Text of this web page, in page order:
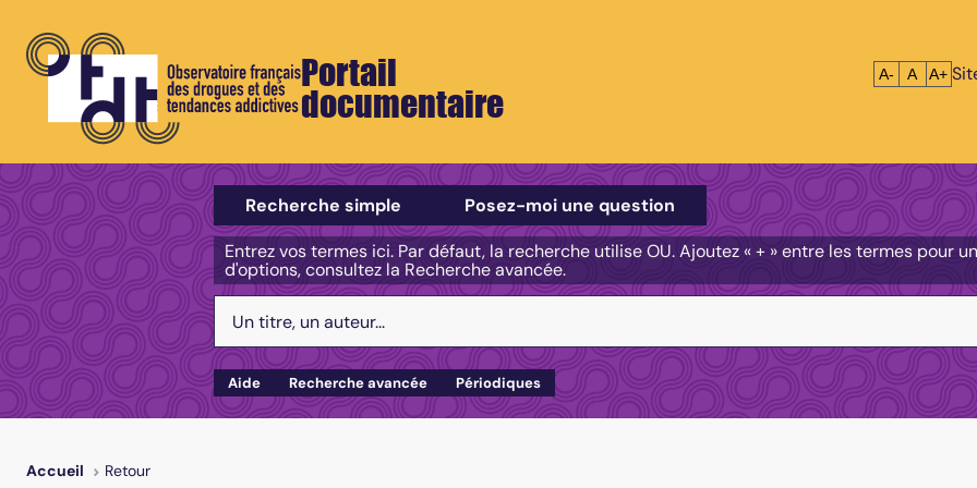
Portail
documentaire
Réduire le
A- A A+
Sélectionner un type de recherche
Recherche simple
Posez-moi une question
Entrez vos termes ici. Par défaut, la recherche utilise OU. Ajoutez « + » entre les termes pour
d'options, consultez la Recherche avancée.
Aide Recherche avancée Périodiques
Accueil Retour